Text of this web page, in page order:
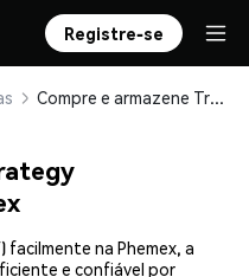
Registre-se
Compre e armazene TronStrategy (STRATEGY) com segurança
facilmente na Phemex, a
e confiável por